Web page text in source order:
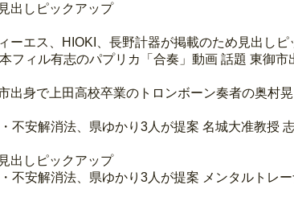
出しピックアップ
エス、HIOKI、長野計器が掲載のため見出しピ
フィル有志のパプリカ「合奏」動画 話題 東御
身で上田高校卒業のトロンボーン奏者の奥村
不安解消法、県ゆかり3人が提案 名城大准教授
出しピックアップ
不安解消法、県ゆかり3人が提案 メンタルトレ